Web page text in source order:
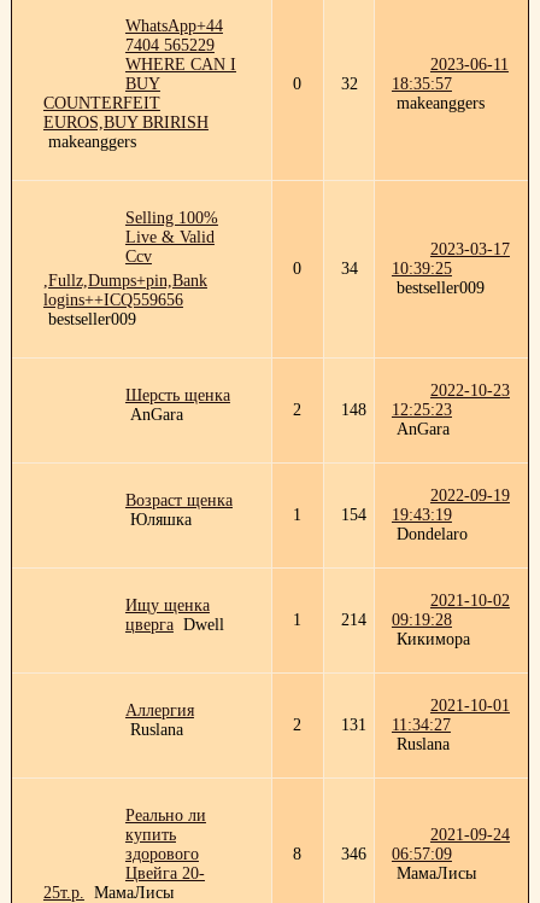
WhatsApp+44
7404 565229
WHERE CAN I
BUY
COUNTERFEIT
EUROS,BUY BRIRISH
makeanggers
0 32
2023-06-11
18:35:57
makeanggers
Selling 100%
Live & Valid
Ccv
,Fullz,Dumps+pin,Bank
logins++ICQ559656
bestseller009
0 34
2023-03-17
10:39:25
bestseller009
Шерсть щенка
AnGara
2 148
2022-10-23
12:25:23
AnGara
Возраст щенка
Юляшка
1 154
2022-09-19
19:43:19
Dondelaro
Ищу щенка
цверга Dwell 1 214
2021-10-02
09:19:28
Кикимора
Аллергия
Ruslana
2 131
2021-10-01
11:34:27
Ruslana
Реально ли
купить
здорового
Цвейга 20-
25т.р. МамаЛисы
8 346
2021-09-24
06:57:09
МамаЛисы